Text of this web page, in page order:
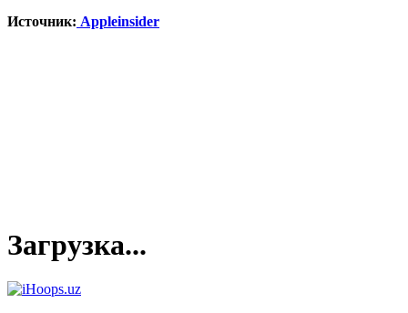
Источник: Appleinsider
Загрузка...